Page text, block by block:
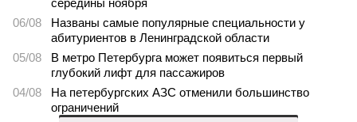
середины ноября
06/08
Названы самые популярные специальности у
абитуриентов в Ленинградской области
05/08
В метро Петербурга может появиться первый
глубокий лифт для пассажиров
04/08
На петербургских АЗС отменили большинство
ограничений